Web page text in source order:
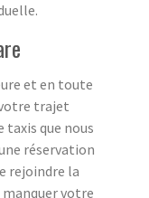
et en toute
trajet
taxis que nous
réservation
rejoindre la
manquer votre